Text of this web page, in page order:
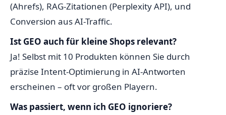
(Ahrefs), RAG-Zitationen (Perplexity API), und
Conversion aus AI-Traffic.
Ist GEO auch für kleine Shops relevant?
Ja! Selbst mit 10 Produkten können Sie durch
präzise Intent-Optimierung in AI-Antworten
erscheinen – oft vor großen Playern.
Was passiert, wenn ich GEO ignoriere?